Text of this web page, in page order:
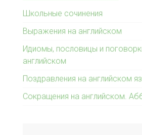
Школьные сочинения
Выражения на английском
Идиомы, пословицы и
английском
Поздравления на английском
Сокращения на английском.